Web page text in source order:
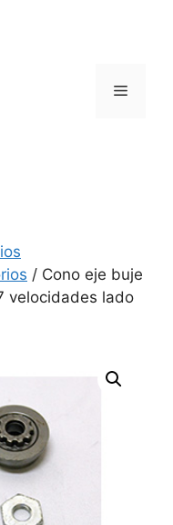
Menú
/ Cono eje buje
velocidades lado